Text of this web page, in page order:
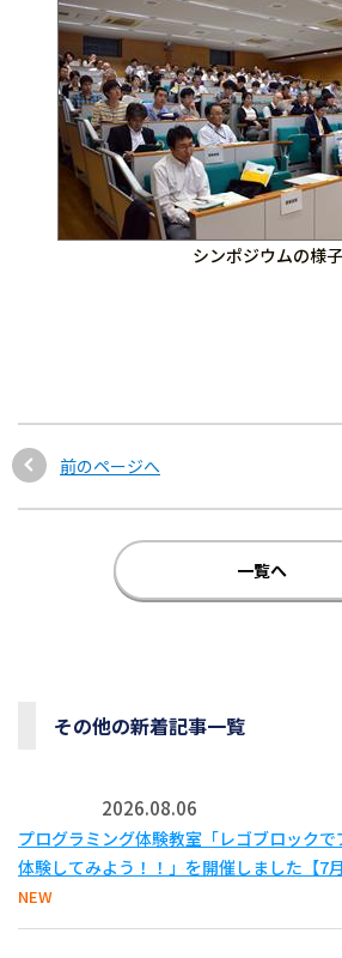
シンポジウムの様子
前のページへ
一覧へ
その他の新着記事一覧
2026.08.06
プログラミング体験教室「レゴブロック
体験してみよう！！」を開催しました【7
NEW